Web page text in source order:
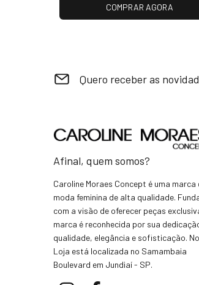
COMPRAR AGORA
Quero receber as
Afinal, quem somos?
Caroline Moraes Concept é uma marca
moda feminina de alta qualidade.
com a visão de oferecer peças
marca é reconhecida por sua
qualidade, elegância e sofisticação.
Loja está localizada no Samambaia
Boulevard em Jundiaí - SP.